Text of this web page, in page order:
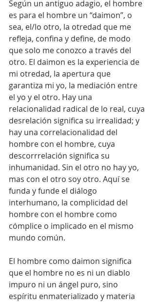
Según un antiguo adagio, el hombre
es para el hombre un “daimon”, o
sea, el/lo otro, la otredad que me
refleja, confina y define, de modo
que solo me conozco a través del
otro. El daimon es la experiencia de
mi otredad, la apertura que
garantiza mi yo, la mediación entre
el yo y el otro. Hay una
relacionalidad radical de lo real, cuya
desrelación significa su irrealidad; y
hay una correlacionalidad del
hombre con el hombre, cuya
descorrrelación significa su
inhumanidad. Sin el otro no hay yo,
mas con el otro soy otro. Aquí se
funda y funde el diálogo
interhumano, la complicidad del
hombre con el hombre como
cómplice o implicado en el mismo
mundo común.
El hombre como daimon significa
que el hombre no es ni un diablo
impuro ni un ángel puro, sino
espíritu enmaterializado y materia